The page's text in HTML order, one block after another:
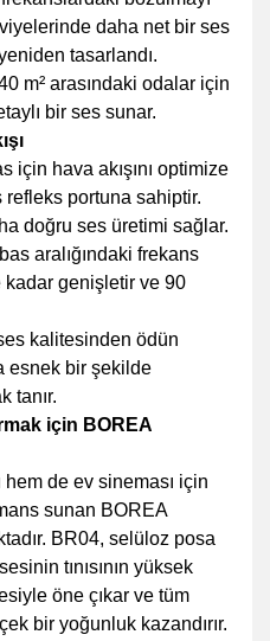
daha net bir ses
tasarlandı.
m² arasındaki odalar için
bir ses sunar.
için hava akışını optimize
portuna sahiptir.
doğru ses üretimi sağlar.
aralığındaki frekans
genişletir ve 90
kalitesinden ödün
esnek bir şekilde
tanır.
için BOREA
de ev sineması için
sunan BOREA
BR04, selüloz posa
tınısının yüksek
öne çıkar ve tüm
bir yoğunluk kazandırır.